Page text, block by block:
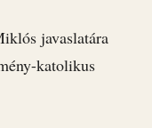
javaslatára
katolikus